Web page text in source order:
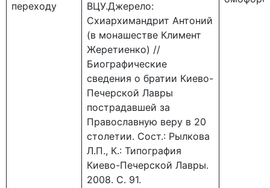
переходу
ВЦУ.Джерело:
Схиархимандрит Антоний
(в монашестве Климент
Жеретиенко) //
Биографические
сведения о братии Киево-
Печерской Лавры
пострадавшей за
Православную веру в 20
столетии. Сост.: Рылкова
Л.П., К.: Типография
Киево-Печерской Лавры.
2008. С. 91.